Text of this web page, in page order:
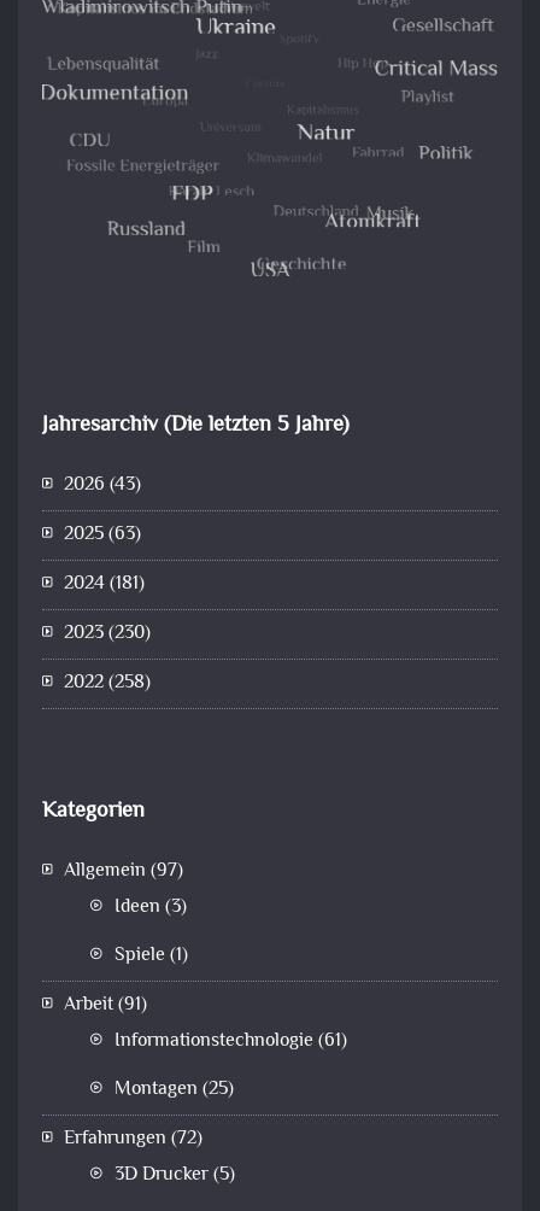
Jahresarchiv (Die letzten 5 Jahre)
2026 (43)
2025(63)
2024(181)
2023(230)
2022(258)
Kategorien
Allgemein (97)
Ideen (3)
Spiele (1)
Arbeit(91)
Informationstechnologie (61)
Montagen (25)
Erfahrungen (72)
3D Drucker(5)